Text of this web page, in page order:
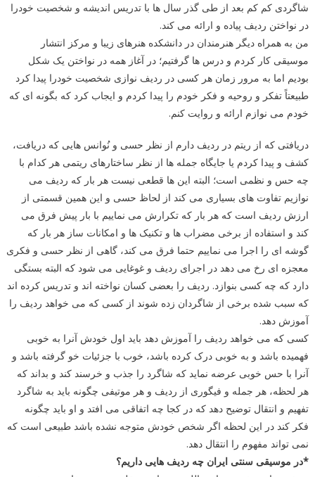
شاگردی کم کم بعد از طی گذر سال ها با تدریس اندیشه و شخصیت خودرا
در نواختن ردیف پیاده و ارائه می کند.
من به همراه دیگر هنرمندان در دانشکده هنرهای زیبا و مرکز انتشار
موسیقی کار کردم و درس ها گرفتیم؛ در آغاز همه در نواختن یک شکل
بودیم اما به مرور زمان هر کسی در ردیف نوازی شخصیت خودرا پیدا کرد
طبیعتاً تفکر و روحیه و فکر خودم را پیدا کردم و ایجاب کرد که بگونه ای که
خودم می نوازم ارائه و روایت کنم.
دریافتی که از ریتم در ردیف دارم از نظر حسی و نُوانس هایی که دریافت،
کشف و پیدا کردم یا جایگاه جمله ها از نظر ساختارهای ریتمی هر کدام با
چه حس و نظمی است؛ البته این ها قطعی نیست هر بار که ردیف می
نوازیم تفاوت های بسیاری می کند از لحاظ حسی و این همین قسمتی از
ارزش ردیف است که هر بار که تکرارش می نماییم با بار پیش فرق می
کند و استفاده از برخی مضراب ها و تکنیک ها و امکانات ساز هر بار که
گوشه ای را اجرا می نماییم حتما فرق می کند، گاهی از نظر حسی و فکری
معجزه ای رخ می دهد در اجرای ردیف و غوغایی می شود که البته بستگی
دارد که چه کسی بنوازد. ردیف را بعضی کسان نواخته اند و تدریس کرده اند
که سبب شده برخی از شاگردان زده شوند از کسی که می خواهد ردیف را
آموزش دهد.
کسی که می خواهد ردیف را آموزش دهد باید اول خودش آنرا به خوبی
فهمیده باشد و به خوبی درک کرده باشد، خوب با جزئیات خو گرفته باشد و
آنرا با حس خوبی عرضه نماید که شاگرد را جذب و خرسند کند و بداند که
هر لحظه، هر جمله و فیگوری از ردیف و هر موتیفی چگونه باید به شاگرد
تفهیم و انتقال توضیح دهد که در کجا چه اتفاقی می افتد و او باید چگونه
فکر کند در این لحظه اگر شخص خودش متوجه نشده باشد طبیعی است که
نمی تواند مفهوم را انتقال دهد.
*در موسیقی سنتی ایران چه ردیف هایی داریم؟